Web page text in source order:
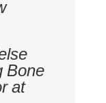
Bone
at